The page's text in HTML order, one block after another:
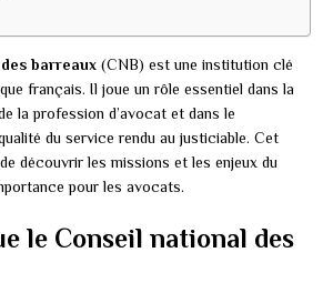
barreaux (CNB) est une institution clé
français. Il joue un rôle essentiel dans la
la profession d’avocat et dans le
du service rendu au justiciable. Cet
découvrir les missions et les enjeux du
pour les avocats.
le Conseil national des